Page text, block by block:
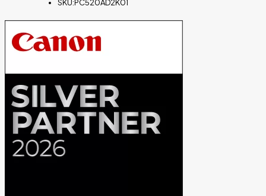
SKU:PC520AD2K01